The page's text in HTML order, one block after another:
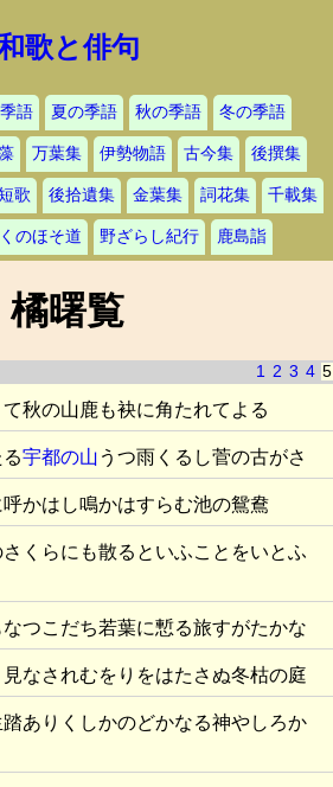
歌と俳句
語 夏の季語 秋の季語 冬の季語
万葉集 伊勢物語 古今集 後撰集
歌 後拾遺集 金葉集 詞花集 千載集
のほそ道 野ざらし紀行 鹿島詣
橘曙覧
1 2 3 4 5
秋の山鹿も袂に角たれてよる
宇都の山 うつ雨くるし菅の古がさ
かはし鳴かはすらむ池の鴛鴦
くらにも散るといふことをいとふ
つこだち若葉に慙る旅すがたかな
なされむをりをはたさぬ冬枯の庭
ありくしかのどかなる神やしろか